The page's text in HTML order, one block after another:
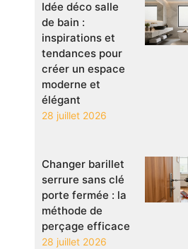
Idée déco salle
de bain :
inspirations et
tendances pour
créer un espace
moderne et
élégant
28 juillet 2026
Changer barillet
serrure sans clé
porte fermée : la
méthode de
perçage efficace
28 juillet 2026